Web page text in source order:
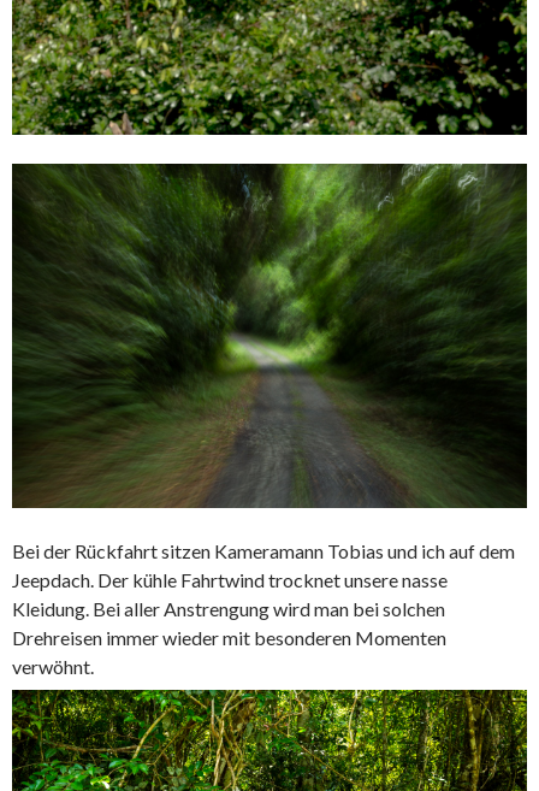
Bei der Rückfahrt sitzen Kameramann Tobias und ich auf dem
Jeepdach. Der kühle Fahrtwind trocknet unsere nasse
Kleidung. Bei aller Anstrengung wird man bei solchen
Drehreisen immer wieder mit besonderen Momenten
verwöhnt.